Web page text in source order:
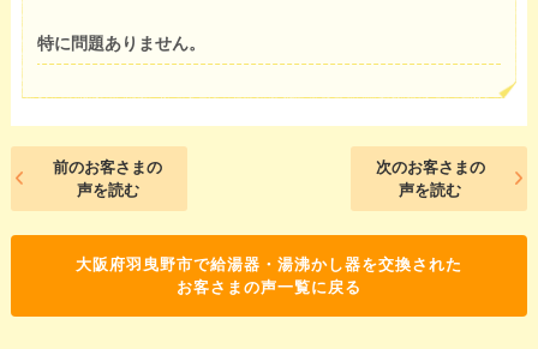
特に問題ありません。
前のお客さまの
声を読む
次のお客さまの
声を読む
大阪府羽曳野市で給湯器・湯沸かし器を交換された
お客さまの声一覧に戻る